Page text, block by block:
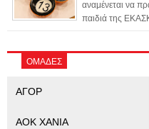
αναμένεται να
παιδιά της
ΟΜΑΔΕΣ
ΑΓΟΡ
ΑΟΚ ΧΑΝΙΑ